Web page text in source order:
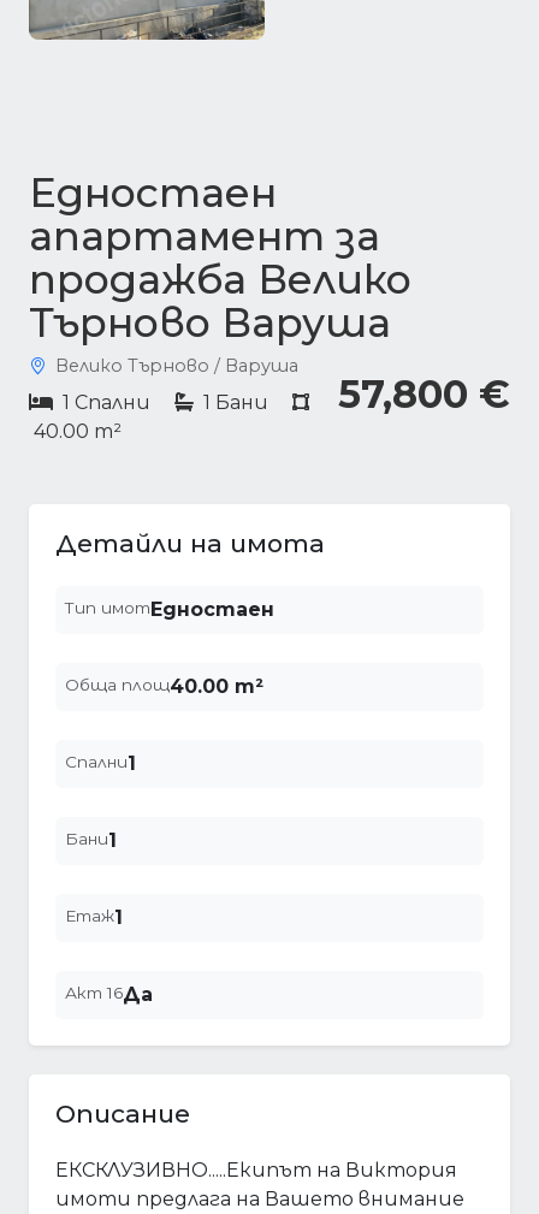
Едностаен
апартамент за
продажба Велико
Търново Варуша
57,800 €
Велико Търново / Варуша
1 Спални
1 Бани
40.00 m²
Детайли на имота
Тип имотЕдностаен
Обща площ40.00 m²
Спални1
Бани1
Етаж1
Акт 16Да
Описание
ЕКСКЛУЗИВНО.....Екипът на Виктория
имоти предлага на Вашето внимание